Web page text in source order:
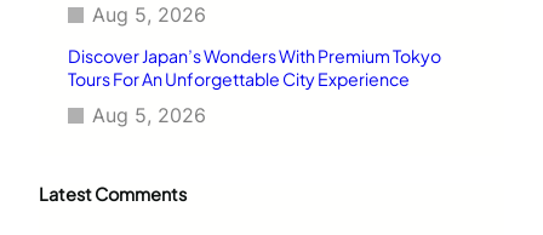
Aug 5, 2026
Discover Japan’s Wonders With Premium Tokyo
Tours For An Unforgettable City Experience
Aug 5, 2026
Latest Comments